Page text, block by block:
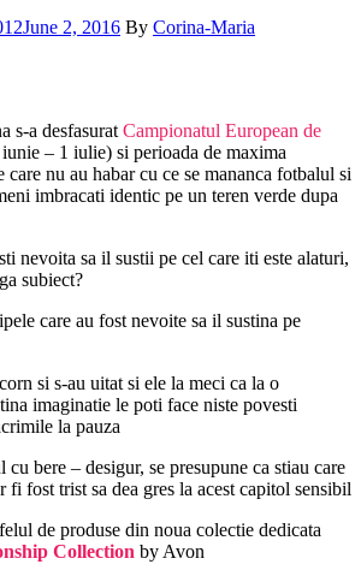
June 2, 2016 By Corina-Maria
s-a desfasurat Campionatul European de
– 1 iulie) si perioada de maxima
nu au habar cu ce se mananca fotbalul si
imbracati identic pe un teren verde dupa
nevoita sa il sustii pe cel care iti este alaturi,
subiect?
care au fost nevoite sa il sustina pe
si s-au uitat si ele la meci ca la o
imaginatie le poti face niste povesti
la pauza
bere – desigur, se presupune ca stiau care
fi fost trist sa dea gres la acest capitol sensibil
de produse din noua colectie dedicata
Collection by Avon